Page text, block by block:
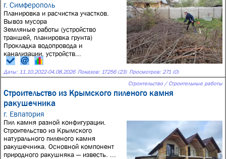
г. Симферополь
Планировка и расчистка участков.
Вывоз мусoра
Земляные работы (устройство
траншей, планировка грунта)
Прокладка водопровода и
канализации, устройств...
Даты: 11.10.2022-04.08.2026 Показов: 17256 (23) Просмотров: 271 (0)
Строительство / Строительные работы
Строительство из Крымского пиленого камня
ракушечника
г. Евпатория
Пил камня разной конфигурации.
Строительство из Крымского
натурального пиленого камня
ракушечника. Основной компонент
природного ракушняка — известь. ...